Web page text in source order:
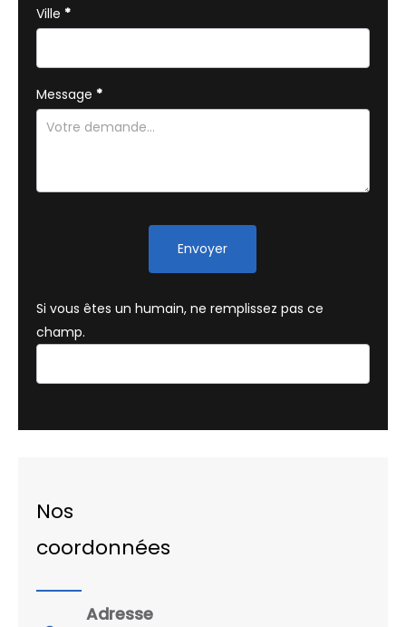
Ville *
Message *
Envoyer
Si vous êtes un humain, ne remplissez pas ce
champ.
Nos
coordonnées
Adresse